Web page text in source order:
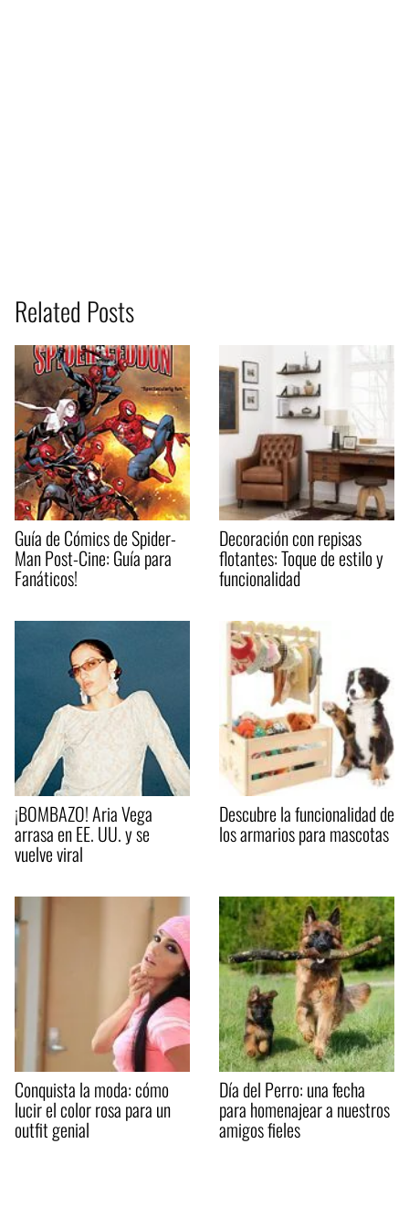
Related Posts
Guía de Cómics de Spider-
Man Post-Cine: Guía para
Fanáticos!
Decoración con repisas
flotantes: Toque de estilo y
funcionalidad
¡BOMBAZO! Aria Vega
arrasa en EE. UU. y se
vuelve viral
Descubre la funcionalidad de
los armarios para mascotas
Conquista la moda: cómo
lucir el color rosa para un
outfit genial
Día del Perro: una fecha
para homenajear a nuestros
amigos fieles